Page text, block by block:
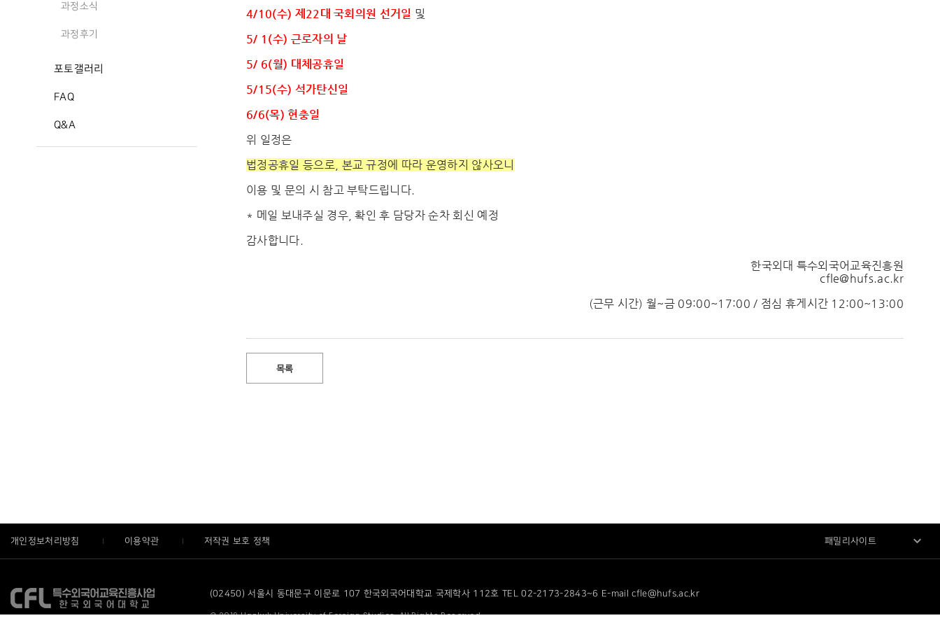
과정소식
과정후기
포토갤러리
FAQ
Q&A
4/10(수) 제22대 국회의원 선거일 및
5/ 1(수) 근로자의 날
5/ 6(월) 대체공휴일
5/15(수) 석가탄신일
6/6(목) 현충일
위 일정은
법정공휴일 등으로, 본교 규정에 따라 운영하지 않사오니
이용 및 문의 시 참고 부탁드립니다.
* 메일 보내주실 경우, 확인 후 담당자 순차 회신 예정
감사합니다.
한국외대 특수외국어교육진흥원
cfle@hufs.ac.kr
(근무 시간)월~금 09:00~17:00 / 점심 휴게시간 12:00~13:00
목록
개인정보처리방침 이용약관 저작권 보호 정책 패밀리사이트
(02450) 서울시 동대문구 이문로 107 한국외국어대학교 국제학사 112호 TEL 02-2173-2843~6 E-mail cfle@hufs.ac.kr
© 2019 Hankuk University of Foreign Studies. All Rights Reserved.